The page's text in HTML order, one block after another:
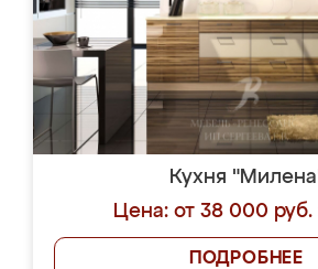
Кухня
Цена: от 38 000 руб.
ПОДРОБНЕЕ